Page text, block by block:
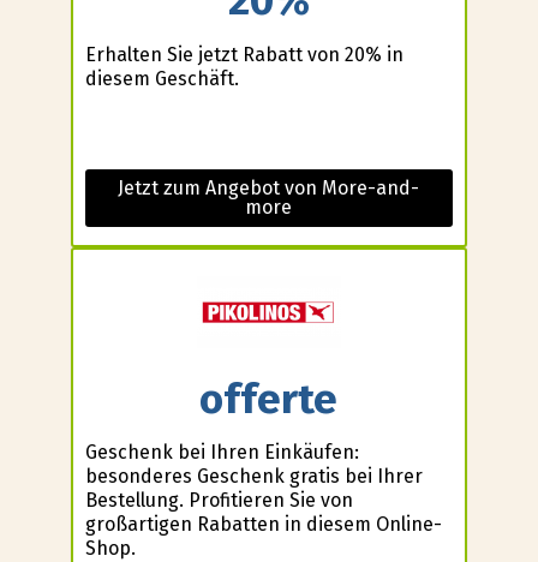
Erhalten Sie jetzt Rabatt von 20% in
diesem Geschäft.
Jetzt zum Angebot von More-and-
more
offerte
Geschenk bei Ihren Einkäufen:
besonderes Geschenk gratis bei Ihrer
Bestellung. Profitieren Sie von
großartigen Rabatten in diesem Online-
Shop.